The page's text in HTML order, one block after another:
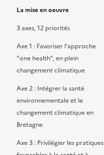
La mise en oeuvre
3 axes, 12 priorités
Axe 1 : Favoriser l’approche
"one health", en plein
changement climatique
Axe 2 : Intégrer la santé
environnementale et le
changement climatique en
Bretagne
Axe 3 : Privilégier les pratiques